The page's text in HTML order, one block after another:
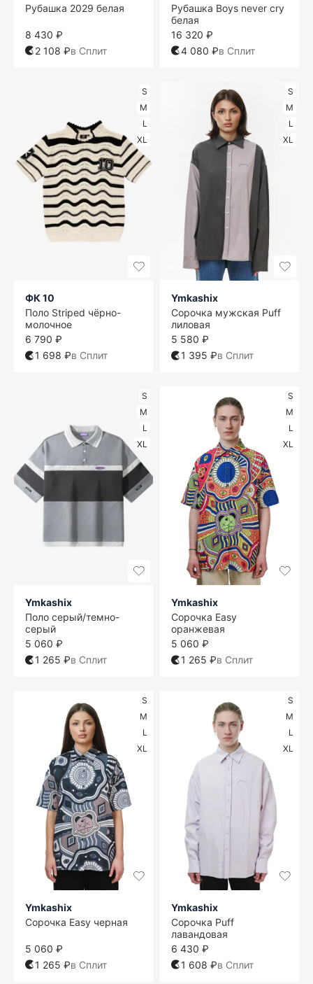
Рубашка 2029 белая
8 430 ₽
2 108 ₽в Сплит
Рубашка Boys never cry
белая
16 320 ₽
4 080 ₽в Сплит
S
M
L
XL
ФК 10
Поло Striped чёрно-
молочное
6 790 ₽
1 698 ₽в Сплит
S
M
L
XL
Ymkashix
Сорочка мужская Puff
лиловая
5 580 ₽
1 395 ₽в Сплит
S
M
L
XL
Ymkashix
Поло серый/темно-
серый
5 060 ₽
1 265 ₽в Сплит
S
M
L
XL
Ymkashix
Сорочка Easy
оранжевая
5 060 ₽
1 265 ₽в Сплит
S
M
L
XL
Ymkashix
Сорочка Easy черная
5 060 ₽
1 265 ₽в Сплит
S
M
L
XL
Ymkashix
Сорочка Puff
лавандовая
6 430 ₽
1 608 ₽в Сплит